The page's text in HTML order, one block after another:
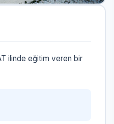
ilinde eğitim veren bir